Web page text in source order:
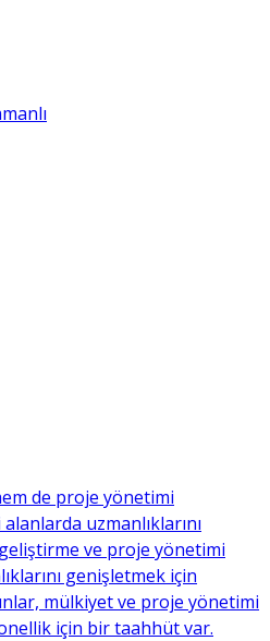
de proje yönetimi
alanlarda uzmanlıklarını
ve proje yönetimi
genişletmek için
mülkiyet ve proje yönetimi
için bir taahhüt var.